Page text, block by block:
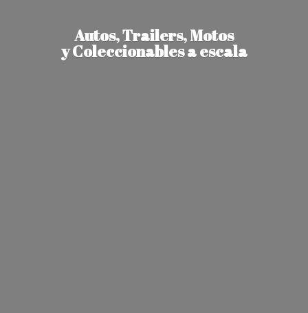
Autos, Trailers, Motos
y Coleccionablesa escala